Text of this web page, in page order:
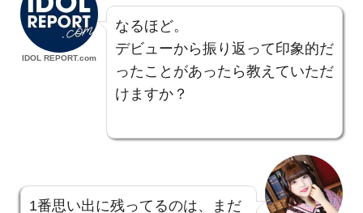
IDOL REPORT.com
なるほど。
デビューから振り返って印象的だ
ったことがあったら教えていただ
けますか？
1番思い出に残ってるのは、まだ